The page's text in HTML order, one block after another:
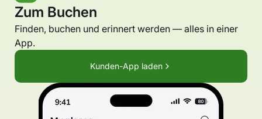
Zum Buchen
Finden, buchen und erinnert werden — alles in einer
App.
Kunden-App laden